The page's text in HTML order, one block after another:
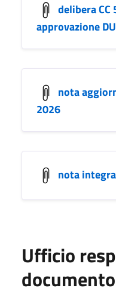
delibera
approvazione
nota
2026
nota
Ufficio
documento